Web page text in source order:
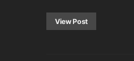
View Post